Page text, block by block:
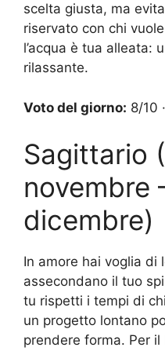
scelta giusta, ma
riservato con chi
l’acqua è tua alleata:
rilassante.
Voto del giorno: 8/10 ·
Sagittario
novembre
dicembre)
In amore hai voglia di
assecondano il tuo
tu rispetti i tempi di
un progetto lontano
prendere forma. Per